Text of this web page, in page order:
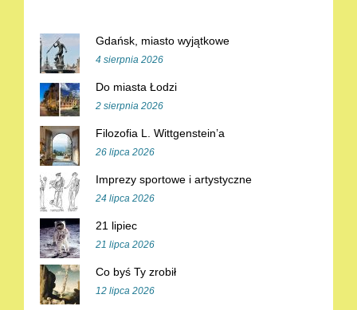
Gdańsk, miasto wyjątkowe
4 sierpnia 2026
Do miasta Łodzi
2 sierpnia 2026
Filozofia L. Wittgenstein’a
26 lipca 2026
Imprezy sportowe i artystyczne
24 lipca 2026
21 lipiec
21 lipca 2026
Co byś Ty zrobił
12 lipca 2026